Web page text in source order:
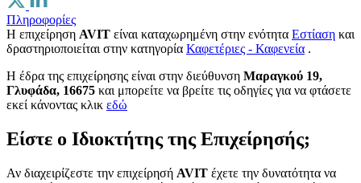
Πληροφορίες
Η επιχείρηση AVIT είναι καταχωρημένη στην ενότητα Εστίαση και
δραστηριοποιείται στην κατηγορία Καφετέριες - Καφενεία .
H έδρα της επιχείρησης είναι στην διεύθυνση Μαραγκού 19,
Γλυφάδα, 16675 και μπορείτε να βρείτε τις οδηγίες για να φτάσετε
εκεί κάνοντας κλικ εδώ
Είστε ο Ιδιοκτήτης της Επιχείρησής;
Αν διαχειρίζεστε την επιχείρησή AVIT έχετε την δυνατότητα να